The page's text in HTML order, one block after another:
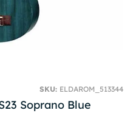
SKU: ELDAROM_513344
Soprano Blue